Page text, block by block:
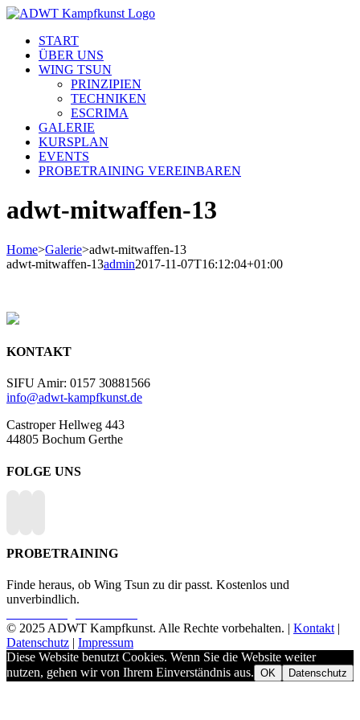
Skip
contentSTART
ÜBER UNS
WING TSUN
PRINZIPIEN
TECHNIKEN
ESCRIMA
GALERIE
KURSPLAN
EVENTS
PROBETRAINING VEREINBAREN
adwt-mitwaffen-13
Home>Galerie>adwt-mitwaffen-13
adwt-mitwaffen-13admin2017-11-07T16:12:04+01:00
KONTAKT
SIFU Amir: 0157 30881566
info@adwt-kampfkunst.de
Castroper Hellweg 443
44805 Bochum Gerthe
FOLGE UNS
PROBETRAINING
Finde heraus, ob Wing Tsun zu dir passt. Kostenlos und
unverbindlich.
© 2025 ADWT Kampfkunst. Alle Rechte vorbehalten. | Kontakt|
Datenschutz
Impressum
Diese Website benutzt Cookies. Wenn Sie die Website weiter
nutzen, gehen wir von Ihrem Einverständnis aus. OK Datenschutz